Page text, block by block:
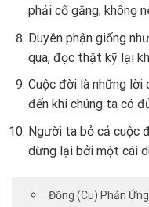
phải cố gắng, không
Duyên phận giống
qua, đọc thật kỹ lại
Cuộc đời là những
đến khi chúng ta có
Người ta bỏ cả cuộc
dừng lại bởi một cái
Đồng (Cu) Phản